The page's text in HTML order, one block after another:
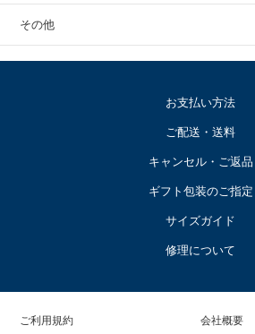
その他
お支払い方法
ご配送・送料
キャンセル・ご返品
ギフト包装のご指定
サイズガイド
修理について
ご利用規約 会社概要